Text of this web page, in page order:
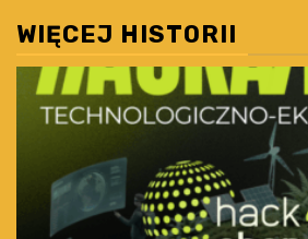
WIĘCEJ HISTORII